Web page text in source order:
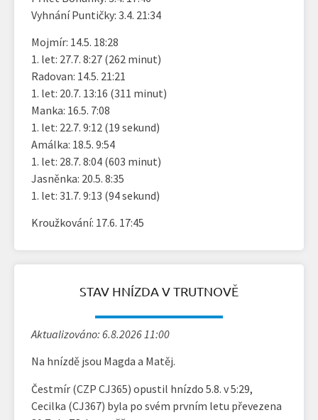
Vyhnání Puntičky: 3.4. 21:34
Mojmír: 14.5. 18:28
1. let: 27.7. 8:27 (262 minut)
Radovan: 14.5. 21:21
1. let: 20.7. 13:16 (311 minut)
Manka: 16.5. 7:08
1. let: 22.7. 9:12 (19 sekund)
Amálka: 18.5. 9:54
1. let: 28.7. 8:04 (603 minut)
Jasněnka: 20.5. 8:35
1. let: 31.7. 9:13 (94 sekund)
Kroužkování: 17.6. 17:45
STAV HNÍZDA V TRUTNOVĚ
Aktualizováno: 6.8.2026 11:00
Na hnízdě jsou Magda a Matěj.
Čestmír (CZP CJ365) opustil hnízdo 5.8. v 5:29,
Cecilka (CJ367) byla po svém prvním letu převezena